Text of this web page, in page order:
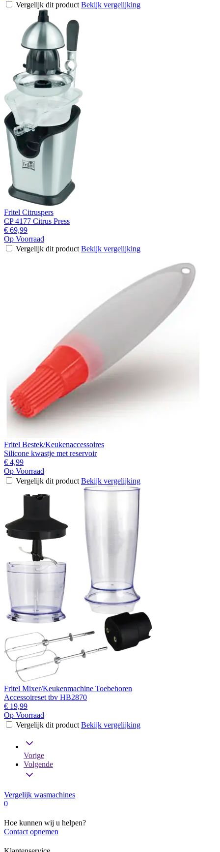
Vergelijk dit product Bekijk vergelijking
Fritel Citruspers
CP 4177 Citrus Press
€ 69,99
Op Voorraad
Vergelijk dit product Bekijk vergelijking
Fritel Bestek/Keukenaccessoires
Silicone kwastje met reservoir
€ 4,99
Op Voorraad
Vergelijk dit product Bekijk vergelijking
Fritel Mixer/Keukenmachine Toebehoren
Accessoireset tbv HB2870
€ 19,99
Op Voorraad
Vergelijk dit product Bekijk vergelijking
Vorige
Volgende
Vergelijk wasmachines
0
Hoe kunnen wij u helpen?
Contact opnemen